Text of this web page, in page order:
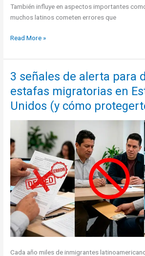
También influye en aspectos importantes
muchos latinos cometen errores que
El
que
el
credit
score
latinos
en
Estados
Unidos
Read More »
3 señales de alerta para
estafas migratorias en
Unidos (y cómo
Cada año miles de inmigrantes